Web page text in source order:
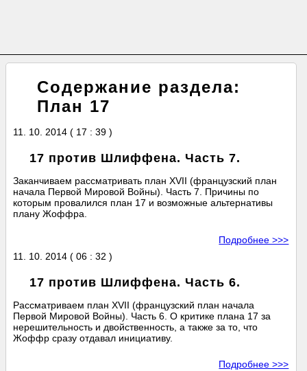
Содержание раздела:
План 17
11. 10. 2014 ( 17 : 39 )
17 против Шлиффена. Часть 7.
Заканчиваем рассматривать план XVII (французский план
начала Первой Мировой Войны). Часть 7. Причины по
которым провалился план 17 и возможные альтернативы
плану Жоффра.
Подробнее >>>
11. 10. 2014 ( 06 : 32 )
17 против Шлиффена. Часть 6.
Рассматриваем план XVII (французский план начала
Первой Мировой Войны). Часть 6. О критике плана 17 за
нерешительность и двойственность, а также за то, что
Жоффр сразу отдавал инициативу.
Подробнее >>>